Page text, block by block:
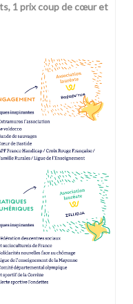
1 prix coup de cœur et